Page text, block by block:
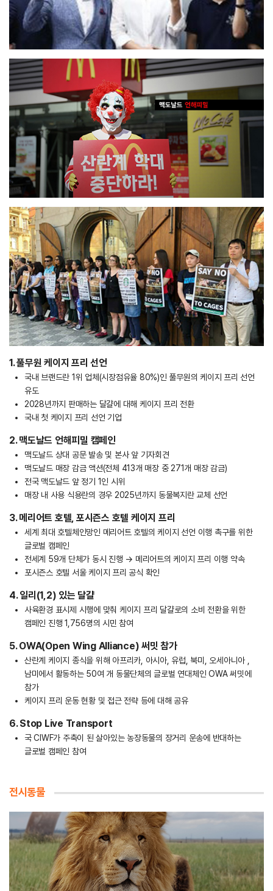
1. 풀무원 케이지 프리 선언
국내 브랜드란 1위 업체(시장점유율 80%)인 풀무원의 케이지 프리 선언
유도
2028년까지 판매하는 달걀에 대해 케이지 프리 전환
국내 첫 케이지 프리 선언 기업
2. 맥도날드 언해피밀 캠페인
맥도날드 상대 공문 발송 및 본사 앞 기자회견
맥도날드 매장 감금 액션(전체 413개 매장 중 271개 매장 감금)
전국 맥도날드 앞 정기 1인 시위
매장 내 사용 식용란의 경우 2025년까지 동물복지란 교체 선언
3. 메리어트 호텔, 포시즌스 호텔 케이지 프리
세계 최대 호텔체인망인 메리어트 호텔의 케이지 선언 이행 촉구를 위한
글로벌 캠페인
전세계 59개 단체가 동시 진행 → 메리어트의 케이지 프리 이행 약속
포시즌스 호텔 서울 케이지 프리 공식 확인
4. 일리(1,2) 있는 달걀
사육환경 표시제 시행에 맞춰 케이지 프리 달걀로의 소비 전환을 위한
캠페인 진행 1,756명의 시민 참여
5. OWA(Open Wing Alliance) 써밋 참가
산란계 케이지 종식을 위해 아프리카, 아시아, 유럽, 북미, 오세아니아 ,
남미에서 활동하는 50여 개 동물단체의 글로벌 연대체인 OWA 써밋에
참가
케이지 프리 운동 현황 및 접근 전략 등에 대해 공유
6. Stop Live Transport
국 CIWF가 주축이 된 살아있는 농장동물의 장거리 운송에 반대하는
글로벌 캠페인 참여
전시동물